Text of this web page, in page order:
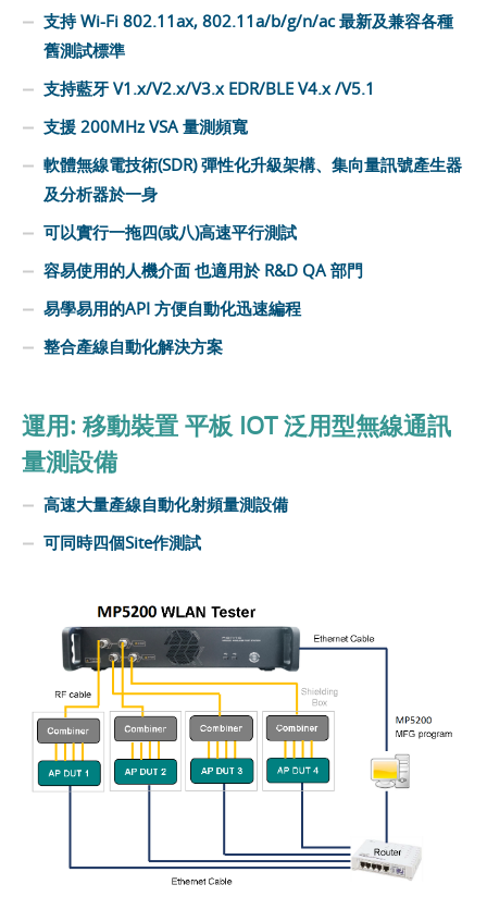
支持 Wi-Fi 802.11ax, 802.11a/b/g/n/ac 最新及兼容各種
舊測試標準
支持藍牙 V1.x/V2.x/V3.x EDR/BLE V4.x /V5.1
支援 200MHz VSA 量測頻寬
軟體無線電技術(SDR) 彈性化升級架構、集向量訊號產生器
及分析器於一身
可以實行一拖四(或八)高速平行測試
容易使用的人機介面 也適用於 R&D QA 部門
易學易用的API 方便自動化迅速編程
整合產線自動化解決方案
運用: 移動裝置 平板 IOT 泛用型無線通訊
量測設備
高速大量產線自動化射頻量測設備
可同時四個Site作測試